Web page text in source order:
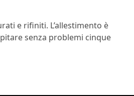
e rifiniti. L’allestimento è
senza problemi cinque